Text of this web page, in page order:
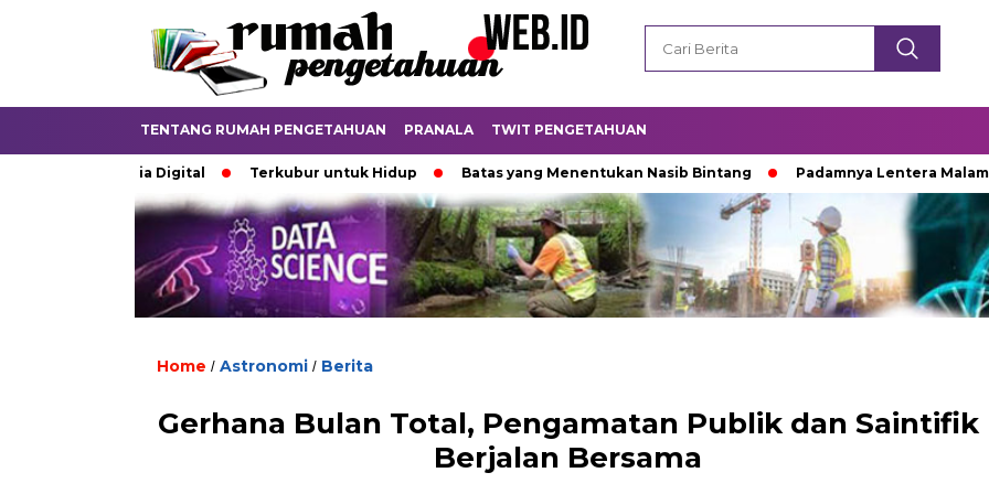
TENTANG RUMAH PENGETAHUAN PRANALA TWIT PENGETAHUAN
di Dunia Digital Terkubur untuk Hidup Batas yang Menentukan Nasib Bintang Padamnya Lentera Malam
Home / Astronomi / Berita
Gerhana Bulan Total, Pengamatan Publik dan Saintifik
Berjalan Bersama